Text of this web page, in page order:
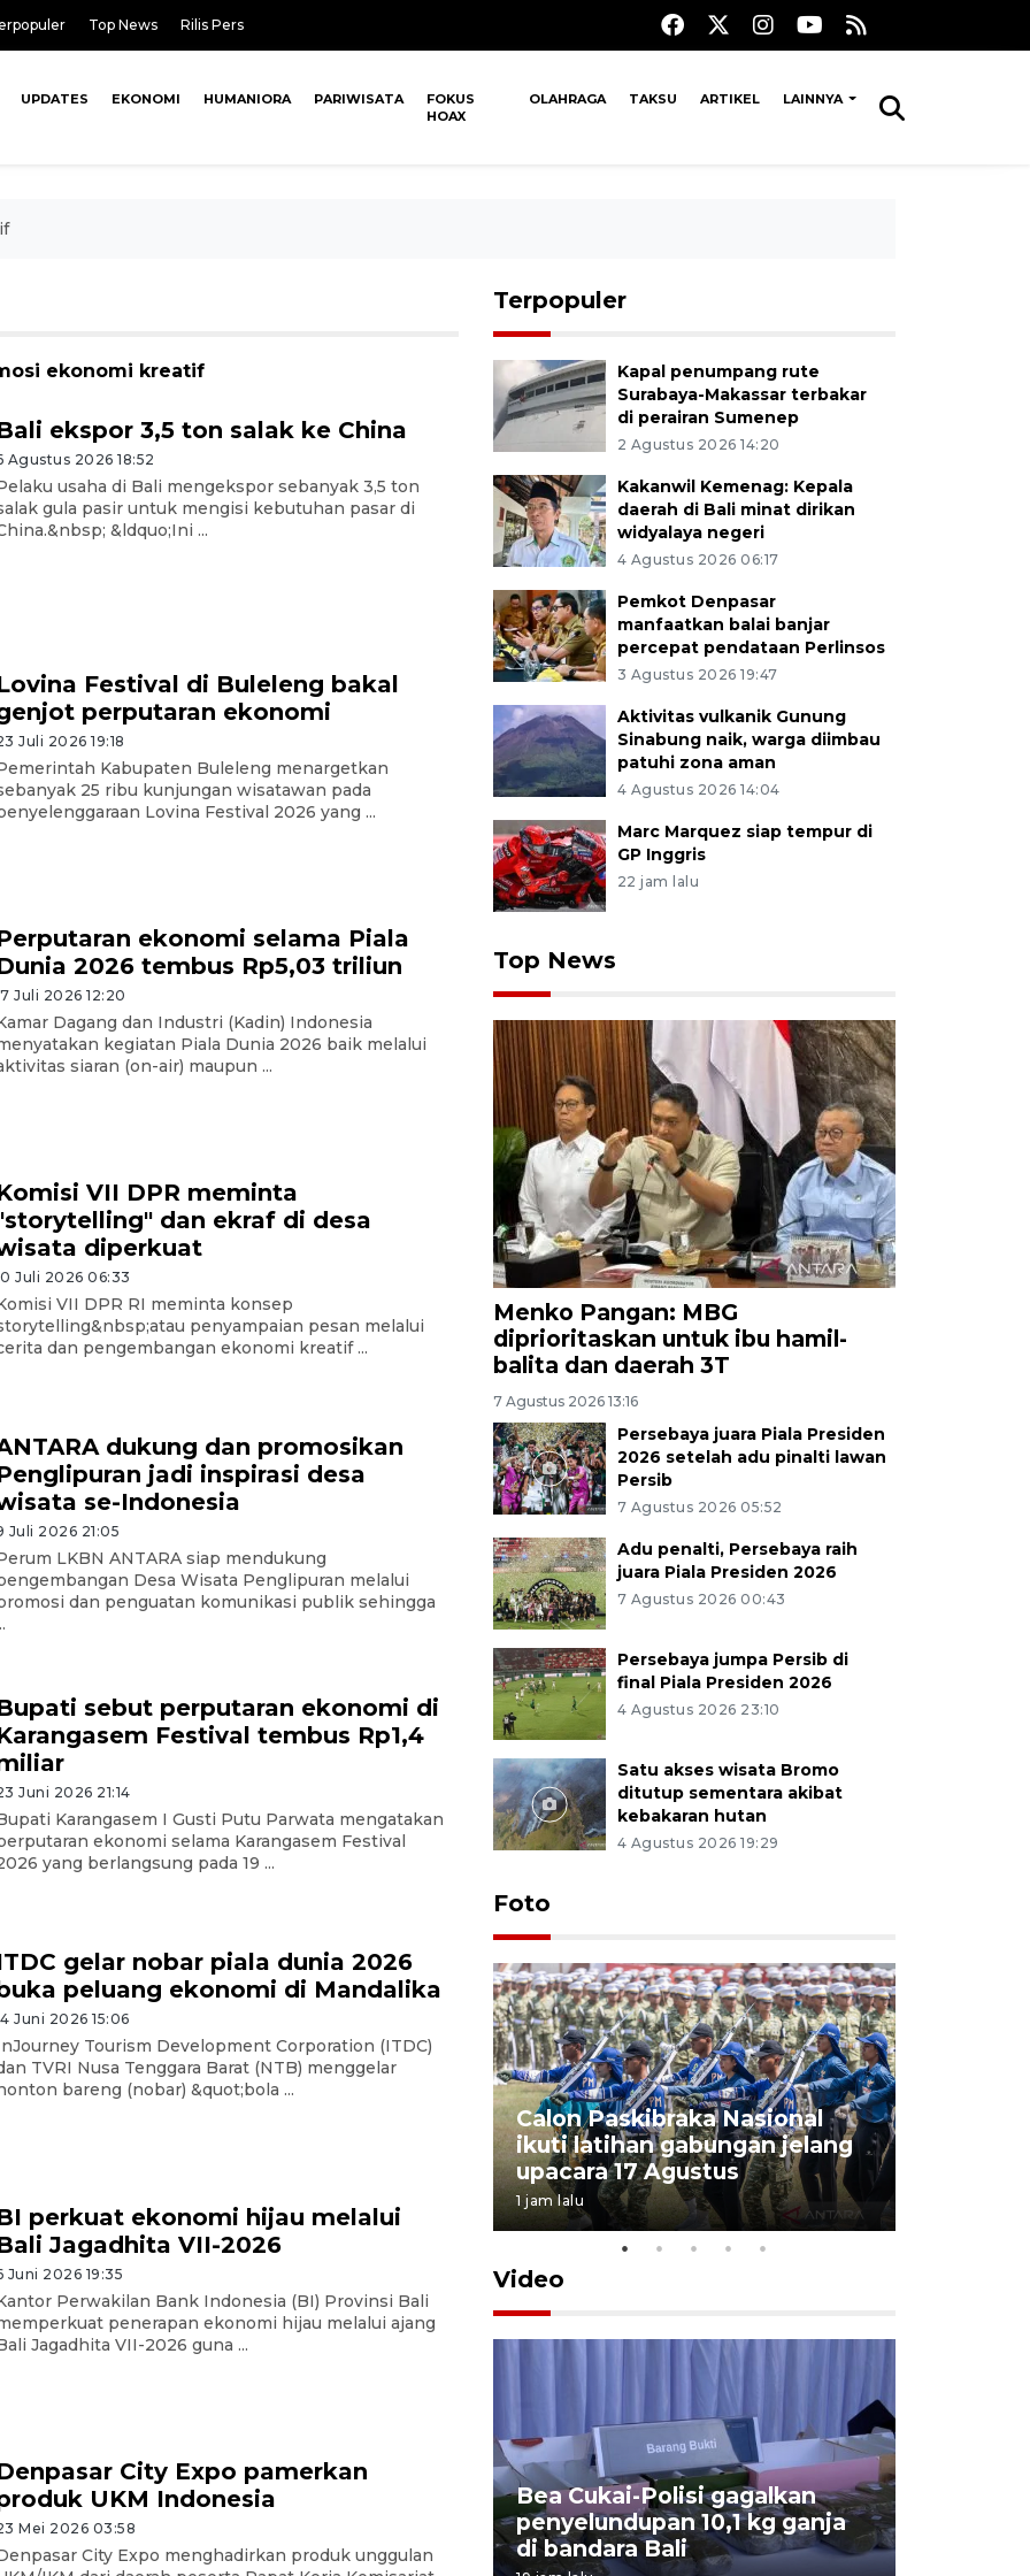
Top News Rilis Pers
UPDATES EKONOMI HUMANIORA PARIWISATA
FOKUS
HOAX
OLAHRAGA TAKSU ARTIKEL LAINNYA
ekonomi kreatif
ekspor 3,5 ton salak ke China
Agustus 2026 18:52
usaha di Bali mengekspor sebanyak 3,5 ton
gula pasir untuk mengisi kebutuhan pasar di
&ldquo;Ini ...
Festival di Buleleng bakal
perputaran ekonomi
Juli 2026 19:18
Kabupaten Buleleng menargetkan
25 ribu kunjungan wisatawan pada
Lovina Festival 2026 yang ...
ekonomi selama Piala
2026 tembus Rp5,03 triliun
Juli 2026 12:20
Dagang dan Industri (Kadin) Indonesia
kegiatan Piala Dunia 2026 baik melalui
siaran (on-air) maupun ...
VII DPR meminta
dan ekraf di desa
diperkuat
Juli 2026 06:33
VII DPR RI meminta konsep
penyampaian pesan melalui
dan pengembangan ekonomi kreatif ...
dukung dan promosikan
jadi inspirasi desa
se-Indonesia
Juli 2026 21:05
LKBN ANTARA siap mendukung
Desa Wisata Penglipuran melalui
dan penguatan komunikasi publik sehingga
sebut perputaran ekonomi di
Festival tembus Rp1,4
Juni 2026 21:14
Karangasem I Gusti Putu Parwata mengatakan
ekonomi selama Karangasem Festival
yang berlangsung pada 19 ...
gelar nobar piala dunia 2026
peluang ekonomi di Mandalika
Juni 2026 15:06
Tourism Development Corporation (ITDC)
TVRI Nusa Tenggara Barat (NTB) menggelar
bareng (nobar) &quot;bola ...
perkuat ekonomi hijau melalui
Jagadhita VII-2026
Juni 2026 19:35
Perwakilan Bank Indonesia (BI) Provinsi Bali
penerapan ekonomi hijau melalui ajang
Jagadhita VII-2026 guna ...
City Expo pamerkan
UKM Indonesia
Mei 2026 03:58
City Expo menghadirkan produk unggulan
Terpopuler
Kapal penumpang rute
Surabaya-Makassar terbakar
di perairan Sumenep
2 Agustus 2026 14:20
Kakanwil Kemenag: Kepala
daerah di Bali minat dirikan
widyalaya negeri
4 Agustus 2026 06:17
Pemkot Denpasar
manfaatkan balai banjar
percepat pendataan Perlinsos
3 Agustus 2026 19:47
Aktivitas vulkanik Gunung
Sinabung naik, warga diimbau
patuhi zona aman
4 Agustus 2026 14:04
Marc Marquez siap tempur di
GP Inggris
22 jam lalu
Top News
Menko Pangan: MBG
diprioritaskan untuk ibu hamil-
balita dan daerah 3T
7 Agustus 2026 13:16
Persebaya juara Piala Presiden
2026 setelah adu pinalti lawan
Persib
7 Agustus 2026 05:52
Adu penalti, Persebaya raih
juara Piala Presiden 2026
7 Agustus 2026 00:43
Persebaya jumpa Persib di
final Piala Presiden 2026
4 Agustus 2026 23:10
Satu akses wisata Bromo
ditutup sementara akibat
kebakaran hutan
4 Agustus 2026 19:29
Foto
Calon Paskibraka Nasional
ikuti latihan gabungan jelang
upacara 17 Agustus
1 jam lalu
Video
Polisi tetapkan lima tersangka
pengeroyokan maling ayam di
Tabanan
Bea Cukai-Polisi gagalkan
penyelundupan 10,1 kg ganja
di bandara Bali